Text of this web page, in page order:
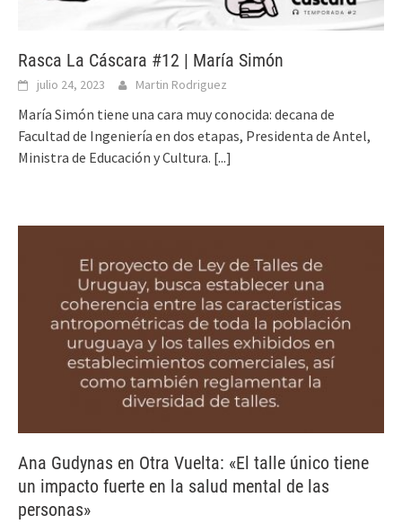
Rasca La Cáscara #12 | María Simón
julio 24, 2023 Martin Rodriguez
María Simón tiene una cara muy conocida: decana de
Facultad de Ingeniería en dos etapas, Presidenta de Antel,
Ministra de Educación y Cultura. [...]
Ana Gudynas en Otra Vuelta: «El talle único tiene
un impacto fuerte en la salud mental de las
personas»